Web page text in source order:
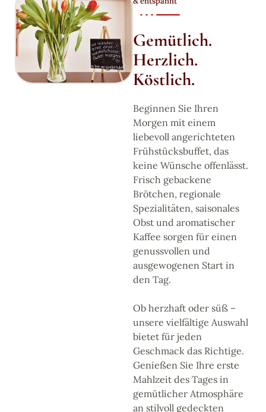
Gemütlich.
Herzlich.
Köstlich.
Beginnen Sie Ihren
Morgen mit einem
liebevoll angerichteten
Frühstücksbuffet, das
keine Wünsche offenlässt.
Frisch gebackene
Brötchen, regionale
Spezialitäten, saisonales
Obst und aromatischer
Kaffee sorgen für einen
genussvollen und
ausgewogenen Start in
den Tag.
Ob herzhaft oder süß –
unsere vielfältige Auswahl
bietet für jeden
Geschmack das Richtige.
Genießen Sie Ihre erste
Mahlzeit des Tages in
gemütlicher Atmosphäre
an stilvoll gedeckten